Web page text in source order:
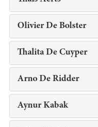
Olivier De Bolster
Thalita De Cuyper
Arno De Ridder
Aynur Kabak